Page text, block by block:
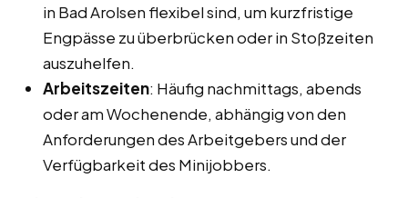
in Bad Arolsen flexibel sind, um kurzfristige
Engpässe zu überbrücken oder in Stoßzeiten
auszuhelfen.
Arbeitszeiten: Häufig nachmittags, abends
oder am Wochenende, abhängig von den
Anforderungen des Arbeitgebers und der
Verfügbarkeit des Minijobbers.